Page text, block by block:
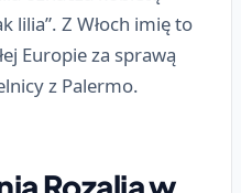
lilia”. Z Włoch imię to
Europie za sprawą
z Palermo.